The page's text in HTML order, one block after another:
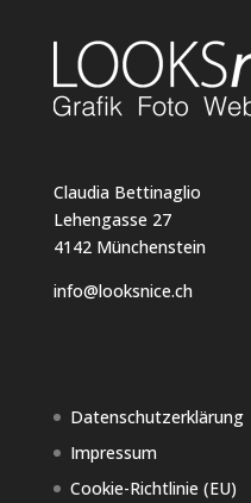
Claudia Bettinaglio
Lehengasse 27
4142 Münchenstein
info@looksnice.ch
Datenschutzerklärung
Impressum
Cookie-Richtlinie (EU)